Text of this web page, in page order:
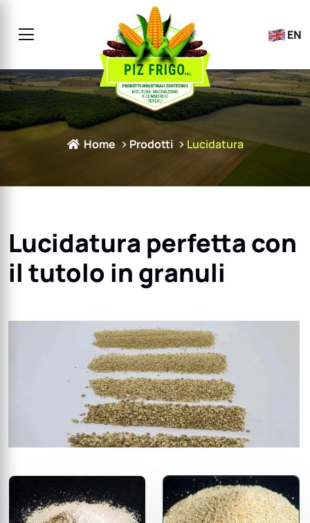
EN
Home Prodotti Lucidatura
Lucidatura perfetta con
il tutolo in granuli